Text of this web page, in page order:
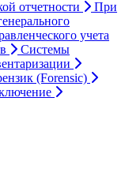
отчетности
При
учета
Системы
(Forensic)